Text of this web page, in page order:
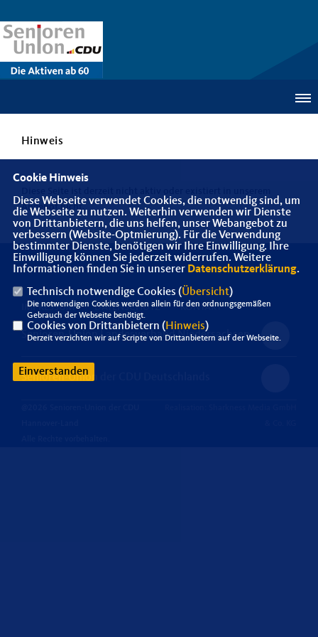
Hinweis
Angebot nicht.
IMPRESSUM DATENSCHUTZ KONTAKT
Senioren-Union Landesverband Niedersachsen
Senioren-Union der CDU Deutschlands
Cookie Hinweis
Diese Webseite verwendet Cookies, die notwendig sind, um
die Webseite zu nutzen. Weiterhin verwenden wir Dienste
von Drittanbietern, die uns helfen, unser Webangebot zu
verbessern (Website-Optmierung). Für die Verwendung
bestimmter Dienste, benötigen wir Ihre Einwilligung. Ihre
Einwilligung können Sie jederzeit widerrufen. Weitere
Informationen finden Sie in unserer Datenschutzerklärung.
Technisch notwendige Cookies (Übersicht)
Die notwendigen Cookies werden allein für den ordnungsgemäßen
Gebrauch der Webseite benötigt.
Cookies von Drittanbietern ( Hinweis)
Derzeit verzichten wir auf Scripte von Drittanbietern auf der Webseite.
Einverstanden